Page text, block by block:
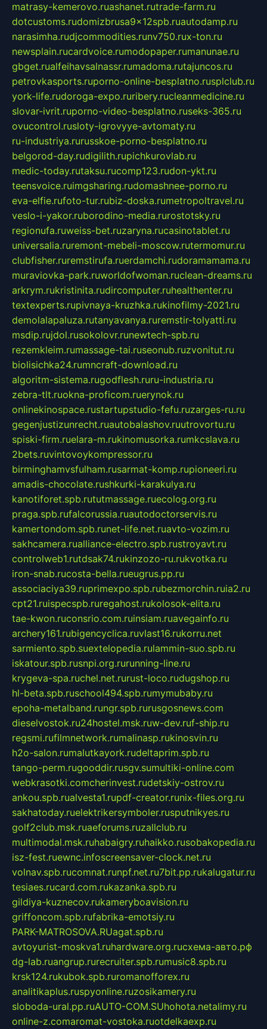
matrasy-kemerovo.ruashanet.rutrade-farm.ru
dotcustoms.rudomizbrusa9x12spb.ruautodamp.ru
narasimha.rudjcommodities.runv750.rux-ton.ru
newsplain.rucardvoice.rumodopaper.rumanunae.ru
gbget.rualfeihavsalnassr.rumadoma.rutajuncos.ru
petrovkasports.ruporno-online-besplatno.rusplclub.ru
york-life.rudoroga-expo.ruribery.rucleanmedicine.ru
slovar-ivrit.ruporno-video-besplatno.ruseks-365.ru
ovucontrol.rusloty-igrovyye-avtomaty.ru
ru-industriya.rurusskoe-porno-besplatno.ru
belgorod-day.rudigilith.rupichkurovlab.ru
medic-today.rutaksu.rucomp123.rudon-ykt.ru
teensvoice.ruimgsharing.rudomashnee-porno.ru
eva-elfie.rufoto-tur.rubiz-doska.rumetropoltravel.ru
veslo-i-yakor.ruborodino-media.rurostotsky.ru
regionufa.ruweiss-bet.ruzaryna.rucasinotablet.ru
universalia.ruremont-mebeli-moscow.rutermomur.ru
clubfisher.ruremstirufa.ruerdamchi.rudoramamama.ru
muraviovka-park.ruworldofwoman.ruclean-dreams.ru
arkrym.rukristinita.rudircomputer.ruhealthenter.ru
textexperts.rupivnaya-kruzhka.rukinofilmy-2021.ru
demolalapaluza.rutanyavanya.ruremstir-tolyatti.ru
msdip.rujdol.rusokolovr.runewtech-spb.ru
rezemkleim.rumassage-tai.ruseonub.ruzvonitut.ru
biolisichka24.rumncraft-download.ru
algoritm-sistema.rugodflesh.ruru-industria.ru
zebra-tlt.ruokna-proficom.ruerynok.ru
onlinekinospace.rustartupstudio-fefu.ruzarges-ru.ru
gegenjustizunrecht.ruautobalashov.ruutrovortu.ru
spiski-firm.ruelara-m.rukinomusorka.rumkcslava.ru
2bets.ruvintovoykompressor.ru
birminghamvsfulham.rusarmat-komp.rupioneeri.ru
amadis-chocolate.rushkurki-karakulya.ru
kanotiforet.spb.rututmassage.ruecolog.org.ru
praga.spb.rufalcorussia.ruautodoctorservis.ru
kamertondom.spb.runet-life.net.ruavto-vozim.ru
sakhcamera.rualliance-electro.spb.rustroyavt.ru
controlweb1.rutdsak74.rukinzozo-ru.rukvotka.ru
iron-snab.rucosta-bella.rueugrus.pp.ru
associaciya39.ruprimexpo.spb.rubezmorchin.ruia2.ru
cpt21.ruispecspb.ruregahost.rukolosok-elita.ru
tae-kwon.ruconsrio.com.ruinsiam.ruavegainfo.ru
archery161.rubigencyclica.ruvlast16.rukorru.net
sarmiento.spb.suextelopedia.rulammin-suo.spb.ru
iskatour.spb.rusnpi.org.rurunning-line.ru
krygeva-spa.ruchel.net.rurust-loco.rudugshop.ru
hl-beta.spb.ruschool494.spb.rumymubaby.ru
epoha-metalband.rungr.spb.rurusgosnews.com
dieselvostok.ru24hostel.msk.ruw-dev.ruf-ship.ru
regsmi.rufilmnetwork.rumalinasp.rukinosvin.ru
h2o-salon.rumalutkayork.rudeltaprim.spb.ru
tango-perm.rugooddir.rusgv.sumultiki-online.com
webkrasotki.comcherinvest.rudetskiy-ostrov.ru
ankou.spb.rualvesta1.rupdf-creator.runix-files.org.ru
sakhatoday.ruelektrikersymboler.rusputnikyes.ru
golf2club.msk.ruaeforums.ruzallclub.ru
multimodal.msk.ruhabaigry.ruhaikko.rusobakopedia.ru
isz-fest.ruewnc.infoscreensaver-clock.net.ru
volnav.spb.rucomnat.runpf.net.ru7bit.pp.rukalugatur.ru
tesiaes.rucard.com.rukazanka.spb.ru
gildiya-kuznecov.rukameryboavision.ru
griffoncom.spb.rufabrika-emotsiy.ru
PARK-MATROSOVA.RUagat.spb.ru
avtoyurist-moskva1.ruhardware.org.ruсхема-авто.рф
dg-lab.ruangrup.rurecruiter.spb.rumusic8.spb.ru
krsk124.rukubok.spb.ruromanofforex.ru
analitikaplus.ruspyonline.ruzosikamery.ru
sloboda-ural.pp.ruAUTO-COM.SUhohota.netalimy.ru
online-z.comaromat-vostoka.ruotdelkaexp.ru